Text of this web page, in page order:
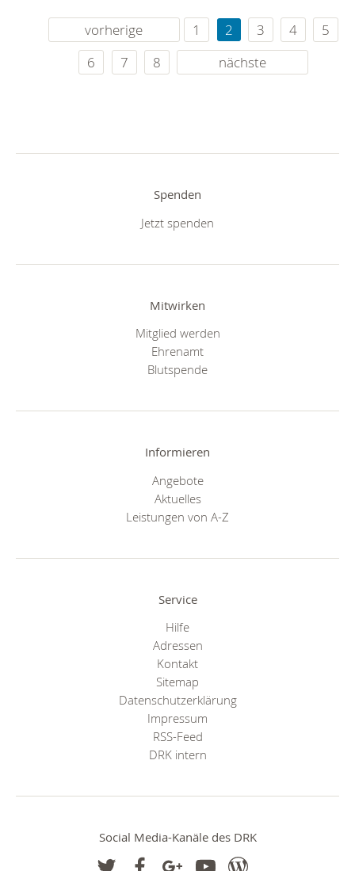
vorherige 1 2 3 4
5
6
7 8 nächste
Spenden
Jetzt spenden
Mitwirken
Mitglied werden
Ehrenamt
Blutspende
Informieren
Angebote
Aktuelles
Leistungen von A-Z
Service
Hilfe
Adressen
Kontakt
Sitemap
Datenschutzerklärung
Impressum
RSS-Feed
DRK intern
Social Media-Kanäle des DRK